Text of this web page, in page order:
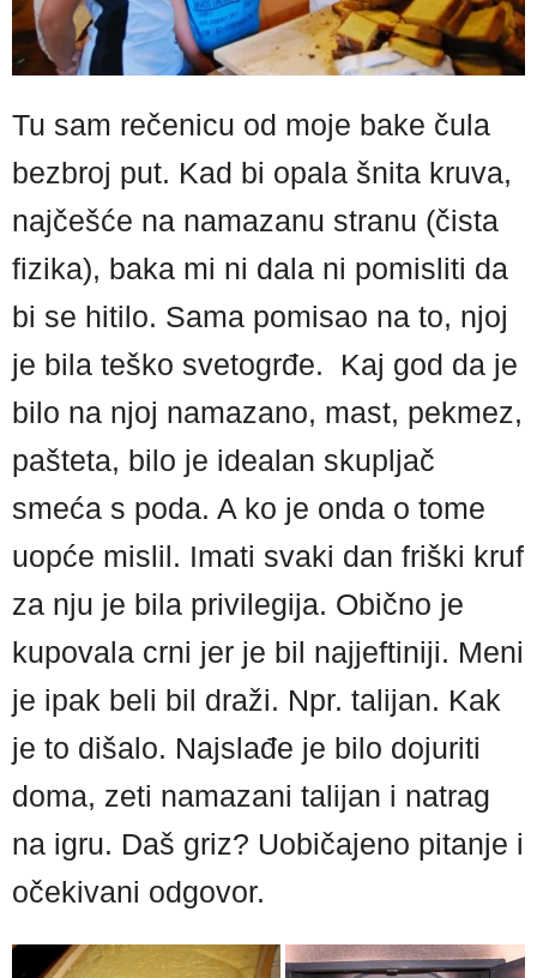
Tu sam rečenicu od moje bake čula
bezbroj put. Kad bi opala šnita kruva,
najčešće na namazanu stranu (čista
fizika), baka mi ni dala ni pomisliti da
bi se hitilo. Sama pomisao na to, njoj
je bila teško svetogrđe. Kaj god da je
bilo na njoj namazano, mast, pekmez,
pašteta, bilo je idealan skupljač
smeća s poda. A ko je onda o tome
uopće mislil. Imati svaki dan friški kruf
za nju je bila privilegija. Obično je
kupovala crni jer je bil najjeftiniji. Meni
je ipak beli bil draži. Npr. talijan. Kak
je to dišalo. Najslađe je bilo dojuriti
doma, zeti namazani talijan i natrag
na igru. Daš griz? Uobičajeno pitanje i
očekivani odgovor.